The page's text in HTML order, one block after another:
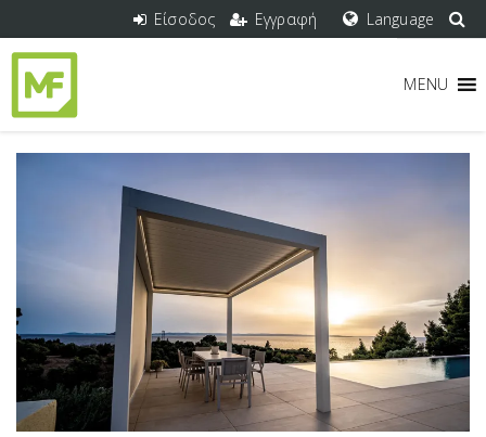
Είσοδος Εγγραφή Language
MENU